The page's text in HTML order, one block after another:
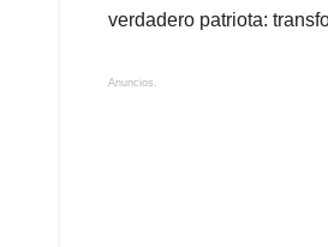
verdadero patriota:
Anuncios.